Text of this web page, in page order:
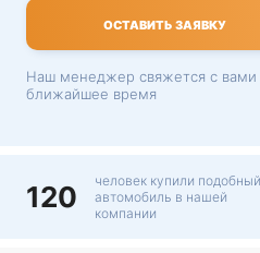
ОСТАВИТЬ ЗАЯВКУ
Наш менеджер свяжется с вами
ближайшее время
120
человек купили подобный
автомобиль в нашей
компании